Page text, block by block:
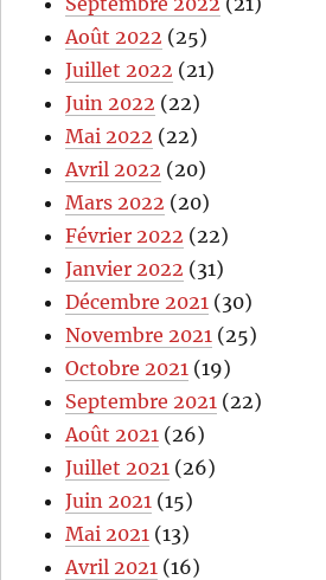
Août 2022 (25)
Juillet 2022 (21)
Juin 2022 (22)
Mai 2022 (22)
Avril 2022 (20)
Mars 2022 (20)
Février 2022 (22)
Janvier 2022 (31)
Décembre 2021 (30)
Novembre 2021 (25)
Octobre 2021 (19)
Septembre 2021 (22)
Août 2021 (26)
Juillet 2021 (26)
Juin 2021 (15)
Mai 2021 (13)
Avril 2021 (16)